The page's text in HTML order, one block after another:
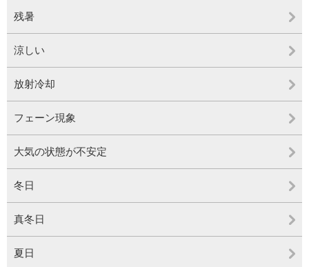
残暑
涼しい
放射冷却
フェーン現象
大気の状態が不安定
冬日
真冬日
夏日